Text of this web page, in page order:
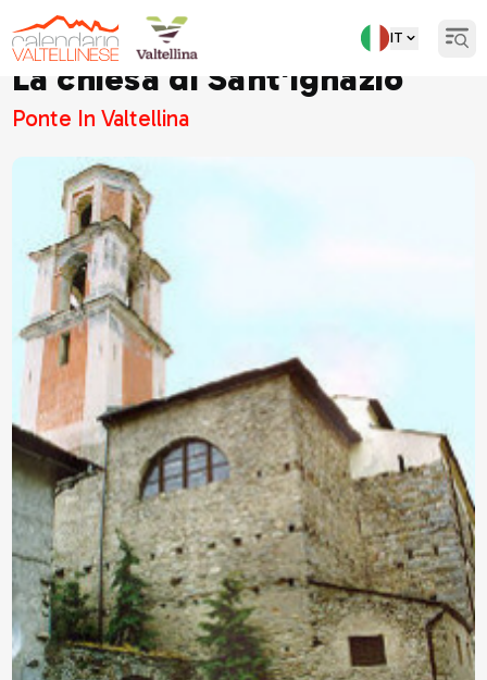
IT
La chiesa di Sant'Ignazio
Ponte In Valtellina